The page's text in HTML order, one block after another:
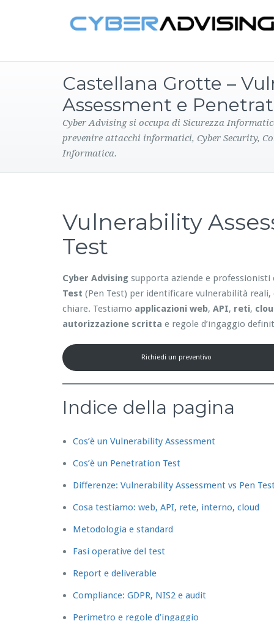
Castellana Grotte –
Assessment e
Cyber Advising si occupa di Sicurezza
prevenire attacchi informatici, Cyber Security,
Informatica.
Vulnerability
Test
Cyber Advising supporta aziende e
Test (Pen Test) per identificare vulnerabilità
chiare. Testiamo applicazioni web, API, reti,
autorizzazione scritta e regole d’ingaggio
Richiedi un preventivo
Indice della pagina
Cos’è un Vulnerability Assessment
Cos’è un Penetration Test
Differenze: Vulnerability Assessment vs Pen
Cosa testiamo: web, API, rete, interno, cloud
Metodologia e standard
Fasi operative del test
Report e deliverable
Compliance: GDPR, NIS2 e audit
Perimetro e regole d’ingaggio